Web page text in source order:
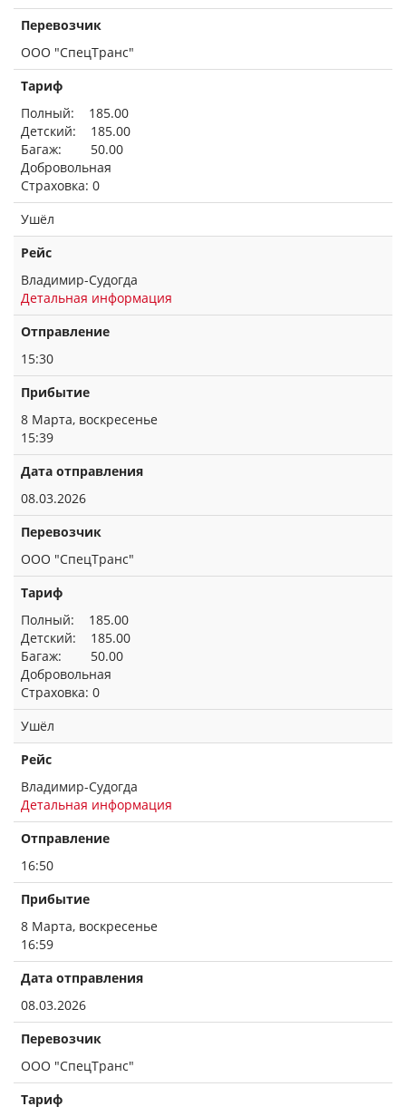
Перевозчик
ООО "СпецТранс"
Тариф
Полный: 185.00
Детский: 185.00
Багаж: 50.00
Добровольная
Страховка: 0
Ушёл
Рейс
Владимир-Судогда
Детальная информация
Отправление
15:30
Прибытие
8 Марта, воскресенье
15:39
Дата отправления
08.03.2026
Перевозчик
ООО "СпецТранс"
Тариф
Полный: 185.00
Детский: 185.00
Багаж: 50.00
Добровольная
Страховка: 0
Ушёл
Рейс
Владимир-Судогда
Детальная информация
Отправление
16:50
Прибытие
8 Марта, воскресенье
16:59
Дата отправления
08.03.2026
Перевозчик
ООО "СпецТранс"
Тариф